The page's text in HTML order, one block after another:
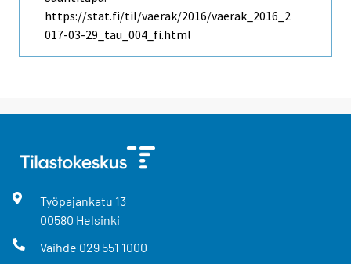
https://stat.fi/til/vaerak/2016/vaerak_2016_2
017-03-29_tau_004_fi.html
Työpajankatu 13
00580 Helsinki
Vaihde 029 551 1000